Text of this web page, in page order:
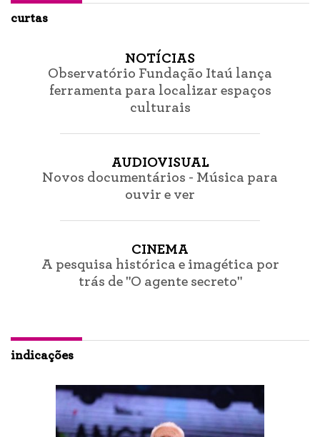
curtas
NOTÍCIAS
Observatório Fundação Itaú lança
ferramenta para localizar espaços
culturais
AUDIOVISUAL
Novos documentários - Música para
ouvir e ver
CINEMA
A pesquisa histórica e imagética por
trás de "O agente secreto"
indicações